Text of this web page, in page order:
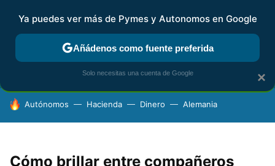
FISCALIDAD Y CONTABILIDAD KIT DIGITAL RENTA
HOY SE HABLA DE
Autónomos Hacienda Dinero Alemania
Cómo brillar entre compañeros
×
Ya puedes ver más de Pymes y Autonomos en Google
Añádenos como fuente preferida
Solo necesitas una cuenta de Google